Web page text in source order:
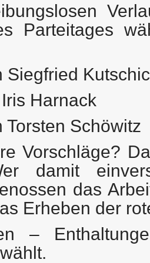
Parteitages
Siegfried
Harnack
Torsten Schöwitz
Vorschläge?
damit
das
Erheben der
–